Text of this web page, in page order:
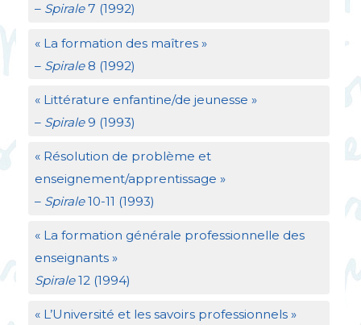
– Spirale7 (1992)
« La formation des maîtres »
– Spirale8 (1992)
« Littérature enfantine/de jeunesse »
– Spirale9 (1993)
« Résolution de problème et
enseignement/apprentissage »
– Spirale10-11 (1993)
« La formation générale professionnelle des
enseignants »
Spirale12 (1994)
« L’Université et les savoirs professionnels »